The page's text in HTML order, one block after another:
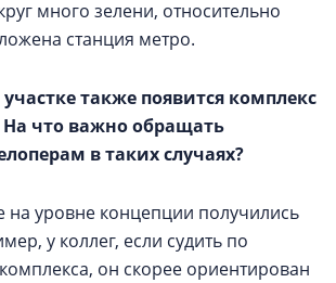
много зелени, относительно
станция метро.
также появится комплекс
На что важно обращать
в таких случаях?
уровне концепции получились
у коллег, если судить по
он скорее ориентирован